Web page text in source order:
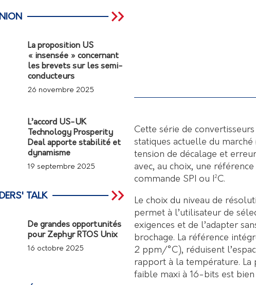
Cette série de
statiques actuelle du
tension de décalage et
avec, au choix, une
commande SPI ou I²C.
Le choix du niveau de
permet à l’utilisateur de
exigences et de l’adapter
brochage. La référence
2 ppm/°C), réduisent
rapport à la température.
faible maxi à 16-bits est
La proposition US
« insensée » concernant
les brevets sur les semi-
conducteurs
26 novembre 2025
L’accord US-UK
Technology Prosperity
Deal apporte stabilité et
dynamisme
19 septembre 2025
TALK
De grandes opportunités
pour Zephyr RTOS Unix
16 octobre 2025